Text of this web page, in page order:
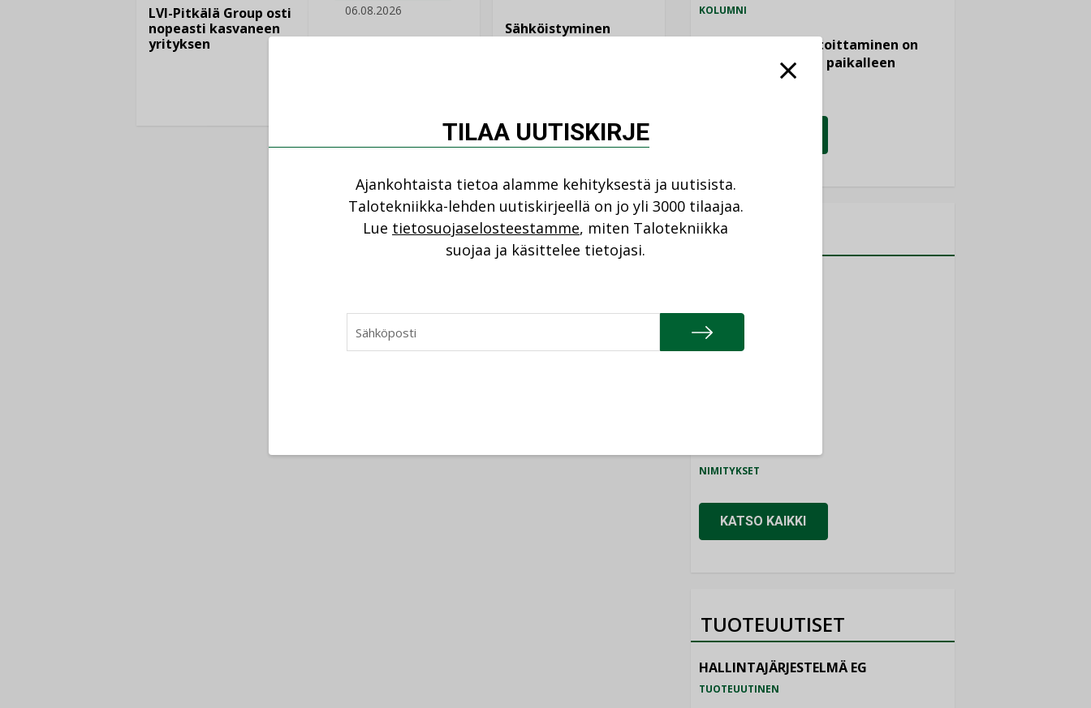
LVI-Pitkälä Group osti
nopeasti kasvaneen
yrityksen
06.08.2026
Sähköistyminen
KOLUMNI
Vesi- ja viemärimitoittaminen on
jämähtänyt ajassa paikalleen
NIMITYKSET
Refair
NIMITYKSET
KATSO KAIKKI
TUOTEUUTISET
HALLINTAJÄRJESTELMÄ EG
TUOTEUUTINEN
TILAA UUTISKIRJE
Ajankohtaista tietoa alamme kehityksestä ja uutisista.
Talotekniikka-lehden uutiskirjeellä on jo yli 3000 tilaajaa.
Lue tietosuojaselosteestamme, miten Talotekniikka
suojaa ja käsittelee tietojasi.